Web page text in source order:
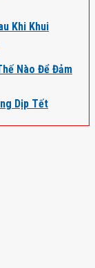
Khi Khui
Nào Để Đảm
Dịp Tết